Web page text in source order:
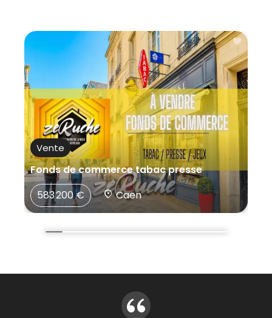
critères
Vente
Fonds de commerce tabac presse
583 200 €
Caen